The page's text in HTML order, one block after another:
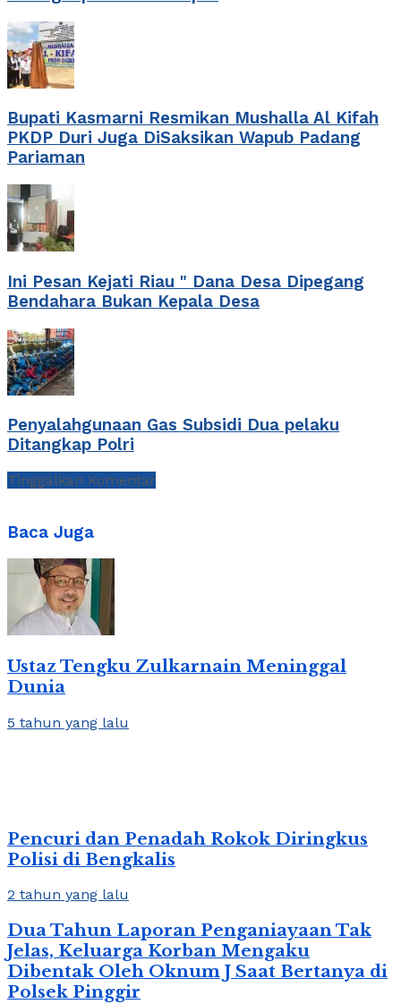
Bupati Kasmarni Resmikan Mushalla Al Kifah
PKDP Duri Juga DiSaksikan Wapub Padang
Pariaman
Ini Pesan Kejati Riau " Dana Desa Dipegang
Bendahara Bukan Kepala Desa
Penyalahgunaan Gas Subsidi Dua pelaku
Ditangkap Polri
Tinggalkan Komentar
Baca Juga
Ustaz Tengku Zulkarnain Meninggal
Dunia
5 tahun yang lalu
Pencuri dan Penadah Rokok Diringkus
Polisi di Bengkalis
2 tahun yang lalu
Dua Tahun Laporan Penganiayaan Tak
Jelas, Keluarga Korban Mengaku
Dibentak Oleh Oknum J Saat Bertanya di
Polsek Pinggir